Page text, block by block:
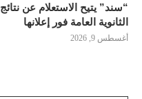
“سند” يتيح الاستعلام عن نتائج
الثانوية العامة فور إعلانها
أغسطس 9, 2026